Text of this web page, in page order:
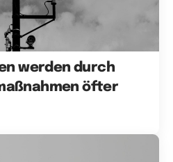
werden durch
öfter